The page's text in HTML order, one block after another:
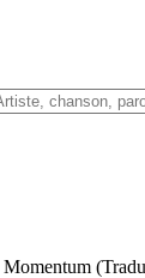
Momentum